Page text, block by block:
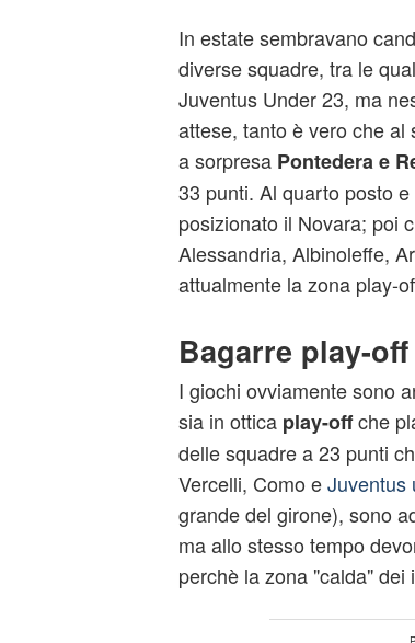
In estate sembravano
diverse squadre, tra le
Juventus Under 23, ma
attese, tanto è vero che al
a sorpresa Pontedera e
33 punti. Al quarto posto
posizionato il Novara; poi
Alessandria, Albinoleffe,
attualmente la zona play-
Bagarre play-
I giochi ovviamente sono
sia in ottica play-offche
delle squadre a 23 punti
Vercelli, Como eJuventus
grande del girone), sono
ma allo stesso tempo
perchè la zona "calda" dei i